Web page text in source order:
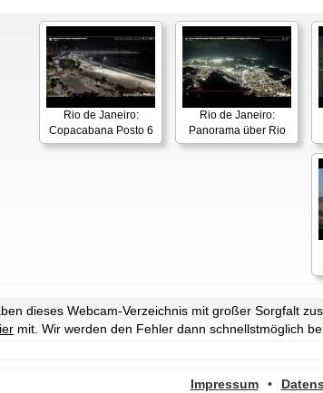
Rio de Janeiro:
Copacabana Posto 6
Rio de Janeiro:
Panorama über Rio
dieses Webcam-Verzeichnis mit großer Sorgfalt
mit. Wir werden den Fehler dann schnellstmöglich
Impressum •